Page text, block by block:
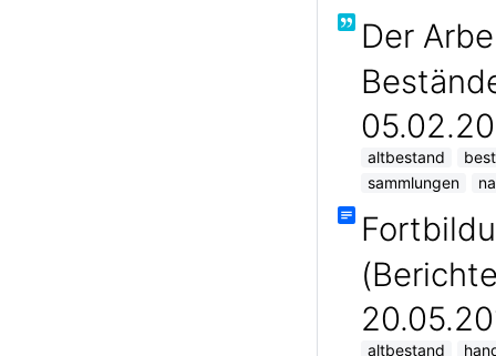
Der
altbestand
sammlungen
altbestand